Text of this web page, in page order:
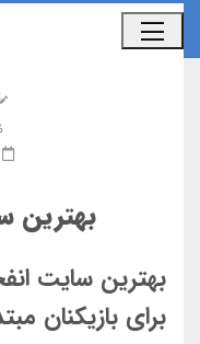
بهترین
بهترین سایت
برای بازیکنان